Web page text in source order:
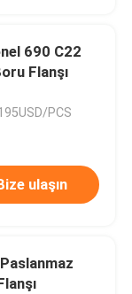
690 C22
Flanşı
PCS
ulaşın